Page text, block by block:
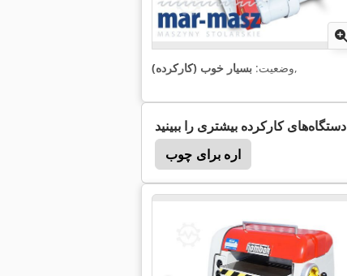
وضعیت: بسیار خوب (کارکرده) ,
دستگاه‌های کارکرده بیشتری را ببینید
اره برای چوب